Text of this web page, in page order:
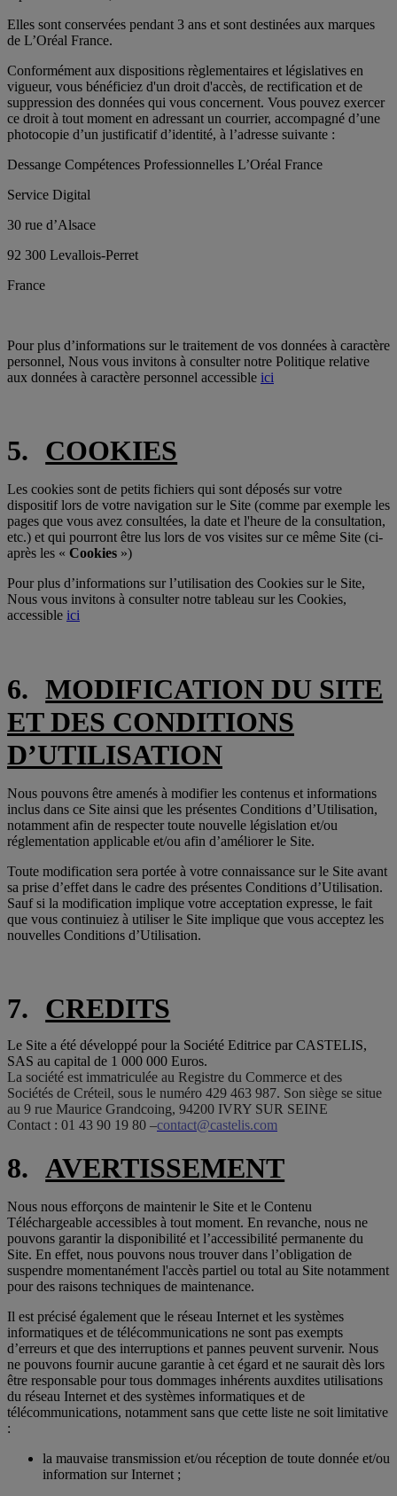
Elles sont conservées pendant 3 ans et sont destinées aux marques
de L’Oréal France.
Conformément aux dispositions règlementaires et législatives en
vigueur, vous bénéficiez d'un droit d'accès, de rectification et de
suppression des données qui vous concernent. Vous pouvez exercer
ce droit à tout moment en adressant un courrier, accompagné d’une
photocopie d’un justificatif d’identité, à l’adresse suivante :
Dessange Compétences Professionnelles L’Oréal France
Service Digital
30 rue d’Alsace
92 300 Levallois-Perret
France
Pour plus d’informations sur le traitement de vos données à caractère
personnel, Nous vous invitons à consulter notre Politique relative
aux données à caractère personnel accessible ici
5. COOKIES
Les cookies sont de petits fichiers qui sont déposés sur votre
dispositif lors de votre navigation sur le Site (comme par exemple les
pages que vous avez consultées, la date et l'heure de la consultation,
etc.) et qui pourront être lus lors de vos visites sur ce même Site (ci-
après les « Cookies »)
Pour plus d’informations sur l’utilisation des Cookies sur le Site,
Nous vous invitons à consulter notre tableau sur les Cookies,
accessible ici
6. MODIFICATION DU SITE
ET DES CONDITIONS
D’UTILISATION
Nous pouvons être amenés à modifier les contenus et informations
inclus dans ce Site ainsi que les présentes Conditions d’Utilisation,
notamment afin de respecter toute nouvelle législation et/ou
réglementation applicable et/ou afin d’améliorer le Site.
Toute modification sera portée à votre connaissance sur le Site avant
sa prise d’effet dans le cadre des présentes Conditions d’Utilisation.
Sauf si la modification implique votre acceptation expresse, le fait
que vous continuiez à utiliser le Site implique que vous acceptez les
nouvelles Conditions d’Utilisation.
7. CREDITS
Le Site a été développé pour la Société Editrice parCASTELIS,
SAS au capital de 1 000 000 Euros.
La société est immatriculée au Registre du Commerce et des
Sociétés de Créteil, sous le numéro 429 463 987. Son siège se situe
au 9 rue Maurice Grandcoing, 94200 IVRY SUR SEINE
Contact : 01 43 90 19 80 –contact@castelis.com
8. AVERTISSEMENT
Nous nous efforçons de maintenir le Site et le Contenu
Téléchargeable accessibles à tout moment. En revanche, nous ne
pouvons garantir la disponibilité et l’accessibilité permanente du
Site. En effet, nous pouvons nous trouver dans l’obligation de
suspendre momentanément l'accès partiel ou total au Site notamment
pour des raisons techniques de maintenance.
Il est précisé également que le réseau Internet et les systèmes
informatiques et de télécommunications ne sont pas exempts
d’erreurs et que des interruptions et pannes peuvent survenir. Nous
ne pouvons fournir aucune garantie à cet égard et ne saurait dès lors
être responsable pour tous dommages inhérents auxdites utilisations
du réseau Internet et des systèmes informatiques et de
télécommunications, notamment sans que cette liste ne soit limitative
:
la mauvaise transmission et/ou réception de toute donnée et/ou
information sur Internet ;